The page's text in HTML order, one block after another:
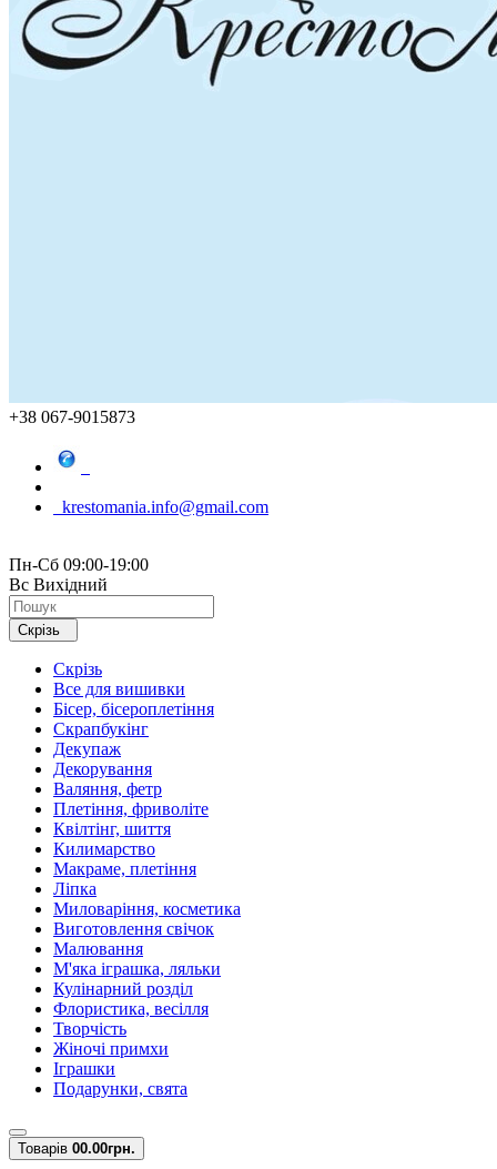
+38 067-9015873
krestomania.info@gmail.com
Пн-Сб 09:00-19:00
Вс Вихідний
Скрізь
Скрізь
Все для вишивки
Бісер, бісероплетіння
Скрапбукінг
Декупаж
Декорування
Валяння, фетр
Плетіння, фриволіте
Квілтінг, шиття
Килимарство
Макраме, плетіння
Ліпка
Миловаріння, косметика
Виготовлення свічок
Малювання
М'яка іграшка, ляльки
Кулінарний розділ
Флористика, весілля
Творчість
Жіночі примхи
Іграшки
Подарунки, свята
Товарів 00.00грн.